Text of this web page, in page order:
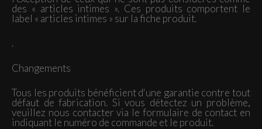
des « articles intimes ». Ces produits comportent le
label « articles intimes » sur la fiche produit.
.
Changements
Tous les produits bénéficient d'une garantie contre tout
défaut de fabrication. Si vous détectez un problème,
veuillez nous contacter via le formulaire de contact en
indiquant le numéro de commande et le produit.